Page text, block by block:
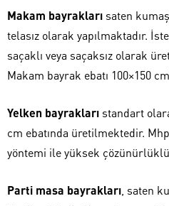
Makam bayrakları saten
telasız olarak yapılmaktadır.
saçaklı veya saçaksız olarak
Makam bayrak ebatı 100×150
Yelken bayrakları standart
cm ebatında üretilmektedir.
yöntemi ile yüksek çözünürlüklü
Parti masa bayrakları , saten